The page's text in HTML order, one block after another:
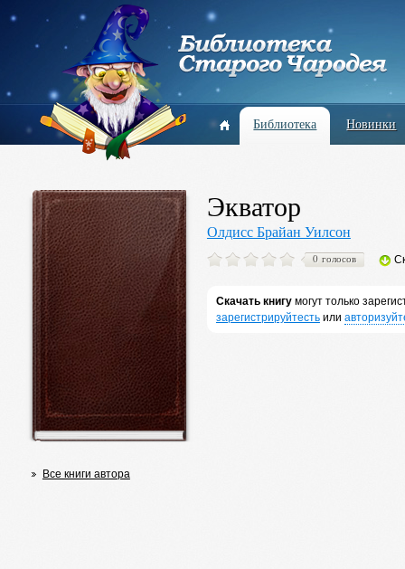
Библиотека Новинки
Все книги автора
Экватор
Олдисс Брайан Уилсон
0 голосов
Скачать книгумогут только
зарегистрируйтестьили